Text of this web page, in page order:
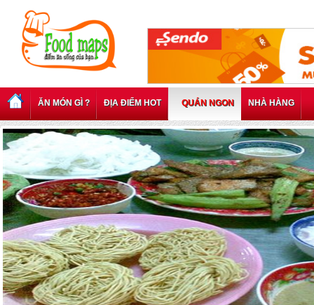
ĂN MÓN GÌ ? ĐỊA ĐIỂM HOT QUÁN NGON NHÀ HÀNG